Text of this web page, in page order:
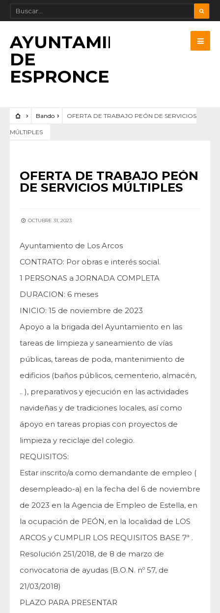
AYUNTAMIENTO
DE
ESPRONCEDA
Bando OFERTA DE TRABAJO PEÓN DE SERVICIOS
MÚLTIPLES
OFERTA DE TRABAJO PEÓN
DE SERVICIOS MÚLTIPLES
OCTUBRE 31, 2023
Ayuntamiento de Los Arcos
CONTRATO: Por obras e interés social.
1 PERSONAS a JORNADA COMPLETA
DURACION: 6 meses
INICIO: 15 de noviembre de 2023
Apoyo a la brigada del Ayuntamiento en las
tareas de limpieza y saneamiento de vías
públicas, tareas de poda, mantenimiento de
edificios (baños públicos, cementerio, almacén,
.. ), preparativos y ejecución en las actividades
navideñas y de tradiciones locales, así como
ápoyo en tareas propias con proyectos de
limpieza y reciclaje del colegio.
REQUISITOS:
Estar inscrito/a como demandante de empleo (
desempleado-a) en la fecha del 6 de noviembre
de 2023 en la Agencia de Empleo de Estella, en
la ocupación de PEÓN, en la localidad de LOS
ARCOS y CUMPLIR LOS REQUISITOS BASE 7ª .
Resolución 251/2018, de 8 de marzo de
convocatoria de ayudas (B.O.N. nº 57, de
21/03/2018)
PLAZO PARA PRESENTAR